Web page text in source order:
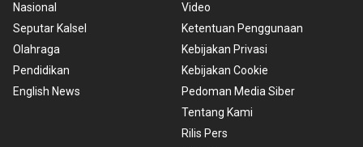
Nasional
Seputar Kalsel
Olahraga
Pendidikan
English News
Video
Ketentuan Penggunaan
Kebijakan Privasi
Kebijakan Cookie
Pedoman Media Siber
Tentang Kami
Rilis Pers